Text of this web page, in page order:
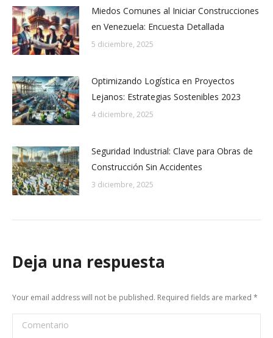
Miedos Comunes al Iniciar Construcciones
en Venezuela: Encuesta Detallada
5 diciembre, 2025
Optimizando Logística en Proyectos
Lejanos: Estrategias Sostenibles 2023
4 diciembre, 2025
Seguridad Industrial: Clave para Obras de
Construcción Sin Accidentes
3 diciembre, 2025
Deja una respuesta
Your email address will not be published. Required fields are marked *
Comentario